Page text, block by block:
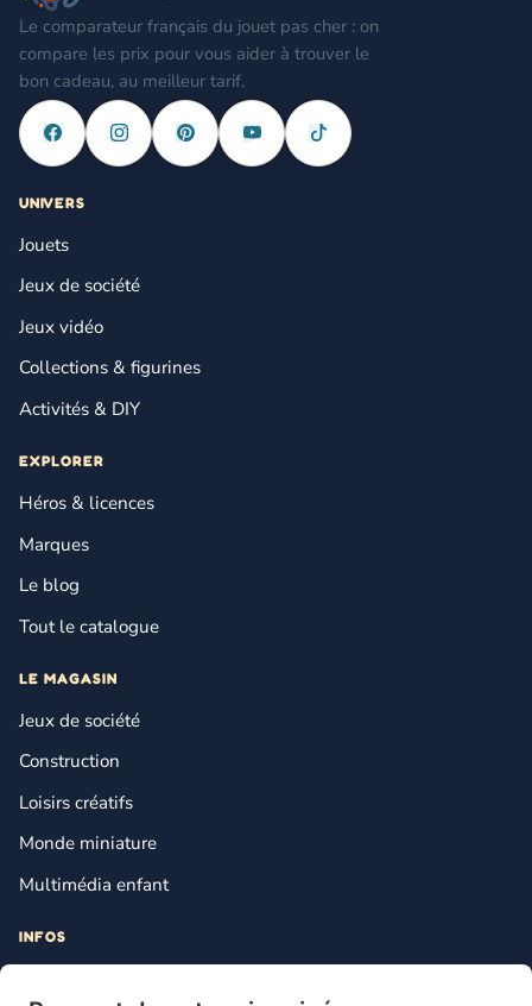
Le comparateur français du jouet pas cher : on
compare les prix pour vous aider à trouver le
bon cadeau, au meilleur tarif.
UNIVERS
Jouets
Jeux de société
Jeux vidéo
Collections & figurines
Activités & DIY
EXPLORER
Héros & licences
Marques
Le blog
Tout le catalogue
LE MAGASIN
Jeux de société
Construction
Loisirs créatifs
Monde miniature
Multimédia enfant
INFOS